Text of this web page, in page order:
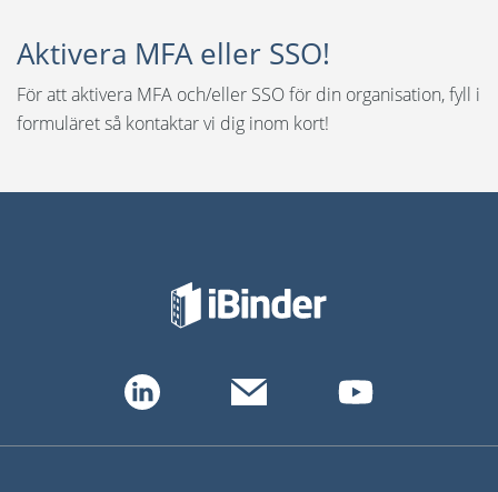
Aktivera MFA eller SSO!
För att aktivera MFA och/eller SSO för din organisation, fyll i
formuläret så kontaktar vi dig inom kort!